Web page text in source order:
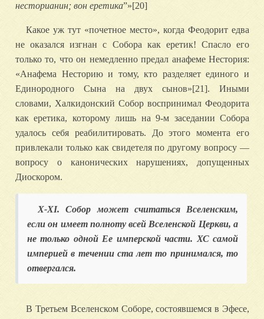
несторианин; вон еретика”»[20]
Какое уж тут «почетное место», когда Феодорит едва
не оказался изгнан с Собора как еретик! Спасло его
только то, что он немедленно предал анафеме Нестория:
«Анафема Несторию и тому, кто разделяет единого и
Единородного Сына на двух сынов»[21]. Иными
словами, Халкидонский Собор воспринимал Феодорита
как еретика, которому лишь на 9-м заседании Собора
удалось себя реабилитировать. До этого момента его
привлекали только как свидетеля по другому вопросу —
вопросу о канонических нарушениях, допущенных
Диоскором.
X-XI. Собор может считаться Вселенским,
если он имеет полноту всей Вселенской Церкви, а
не только одной Ее имперской части. ХС самой
империей в течении ста лет то принимался, то
отвергался.
В Третьем Вселенском Соборе, состоявшемся в Эфесе,